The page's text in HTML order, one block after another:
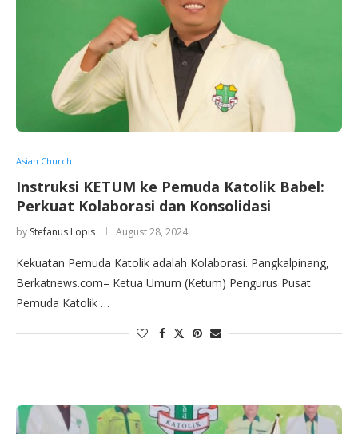
Asian Church
Instruksi KETUM ke Pemuda Katolik Babel:
Perkuat Kolaborasi dan Konsolidasi
by Stefanus Lopis August 28, 2024
Kekuatan Pemuda Katolik adalah Kolaborasi. Pangkalpinang,
Berkatnews.com– Ketua Umum (Ketum) Pengurus Pusat
Pemuda Katolik …